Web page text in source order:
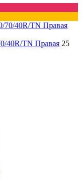
40R/ТN Правая 25